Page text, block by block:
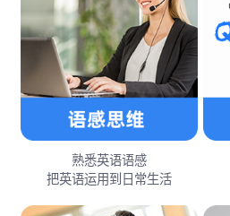
熟悉英语语感
把英语运用到日常生活